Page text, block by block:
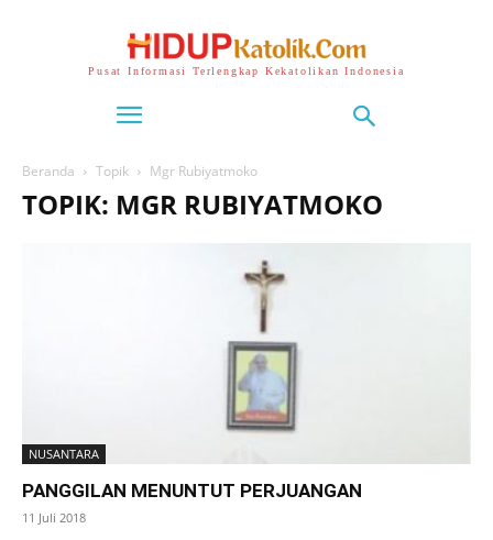
Pusat Informasi Terlengkap Kekatolikan Indonesia
Beranda Topik Mgr Rubiyatmoko
TOPIK: MGR RUBIYATMOKO
NUSANTARA
PANGGILAN MENUNTUT PERJUANGAN
11 Juli 2018